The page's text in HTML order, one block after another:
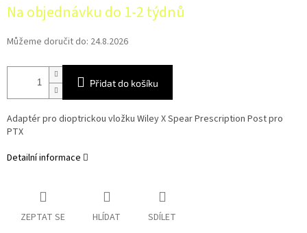
cena:
Na objednávku do 1-2 týdnů
Můžeme doručit do: 24.8.2026
Přidat do košíku
Adaptér pro dioptrickou vložku Wiley X Spear Prescription Post pro
PTX
Detailní informace
ZEPTAT SE HLÍDAT SDÍLET